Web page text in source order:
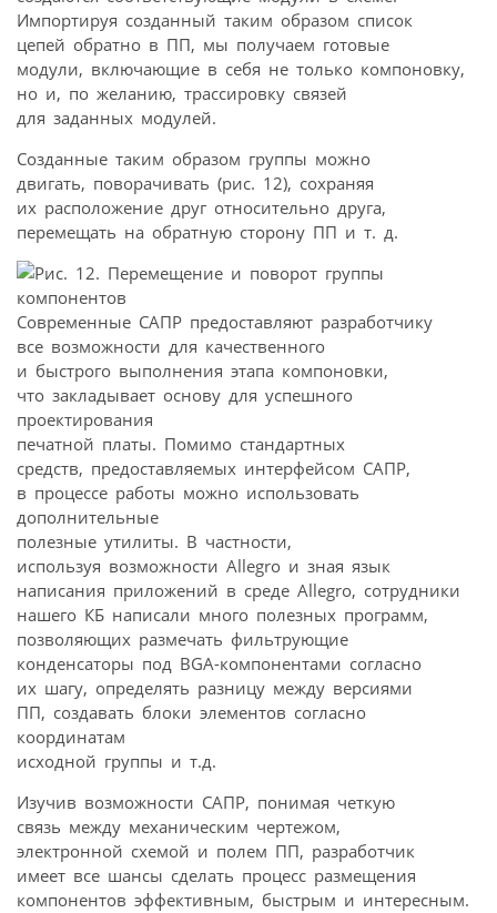
Импортируя созданный таким образом список
цепей обратно в ПП, мы получаем готовые
модули, включающие в себя не только компоновку,
но и, по желанию, трассировку связей
для заданных модулей.
Созданные таким образом группы можно
двигать, поворачивать (рис. 12), сохраняя
их расположение друг относительно друга,
перемещать на обратную сторону ПП и т. д.
Современные САПР предоставляют разработчику
все возможности для качественного
и быстрого выполнения этапа компоновки,
что закладывает основу для успешного
проектирования
печатной платы. Помимо стандартных
средств, предоставляемых интерфейсом САПР,
в процессе работы можно использовать
дополнительные
полезные утилиты. В частности,
используя возможности Allegro и зная язык
написания приложений в среде Allegro, сотрудники
нашего КБ написали много полезных программ,
позволяющих размечать фильтрующие
конденсаторы под BGA-компонентами согласно
их шагу, определять разницу между версиями
ПП, создавать блоки элементов согласно
координатам
исходной группы и т.д.
Изучив возможности САПР, понимая четкую
связь между механическим чертежом,
электронной схемой и полем ПП, разработчик
имеет все шансы сделать процесс размещения
компонентов эффективным, быстрым и интересным.